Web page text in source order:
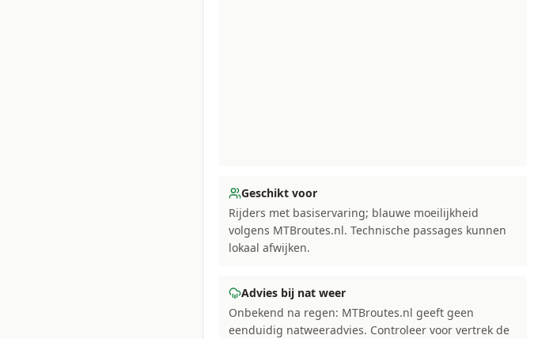
Geschikt voor
Rijders met basiservaring; blauwe moeilijkheid
volgens MTBroutes.nl. Technische passages kunnen
lokaal afwijken.
Advies bij nat weer
Onbekend na regen: MTBroutes.nl geeft geen
eenduidig natweeradvies. Controleer voor vertrek de